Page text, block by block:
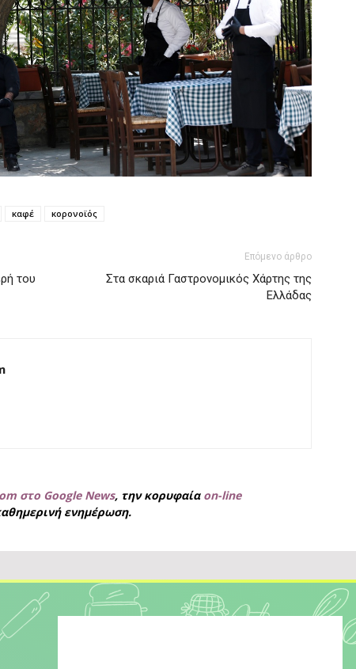
καφέ κορονοϊός
του
Επόμενο άρθρο
Στα σκαριά Γαστρονομικός Χάρτης της
Ελλάδας
στο Google News, την κορυφαία on-line
ενημέρωση.